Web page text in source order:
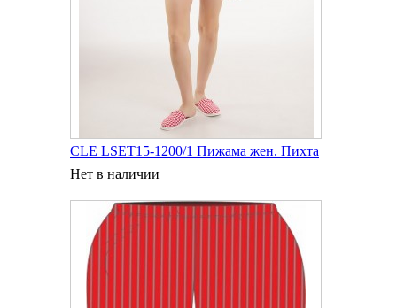
CLE LSET15-1200/1 Пижама жен. Пихта
Нет в наличии